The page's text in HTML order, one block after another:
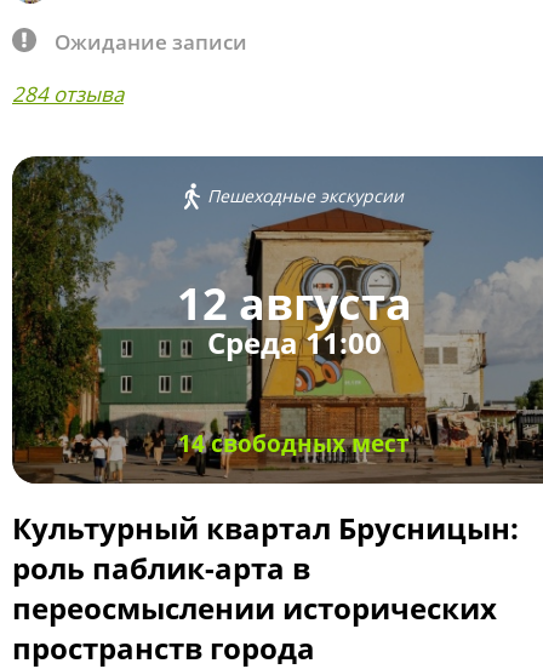
Ожидание записи
284 отзыва
Пешеходные экскурсии
12 августа
Среда 11:00
14 свободных мест
Культурный квартал Брусницын:
роль паблик-арта в
переосмыслении исторических
пространств города